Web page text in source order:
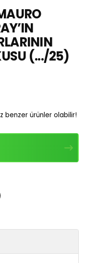
(.../25)
benzer ürünler olabilir!